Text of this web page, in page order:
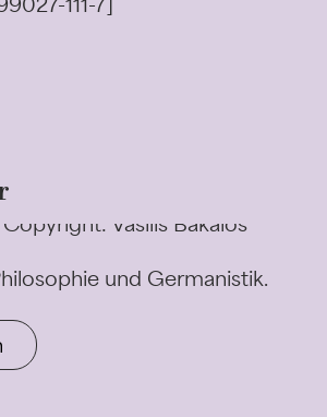
und Germanistik.